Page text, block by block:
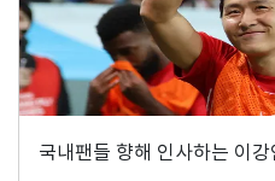
국내팬들 향해 인사하는 이강